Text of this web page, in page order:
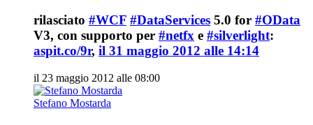
rilasciato #WCF #DataServices 5.0 for #OData
V3, con supporto per #netfx e #silverlight:
aspit.co/9r, il 31 maggio 2012 alle 14:14
il 23 maggio 2012 alle 08:00
Stefano Mostarda